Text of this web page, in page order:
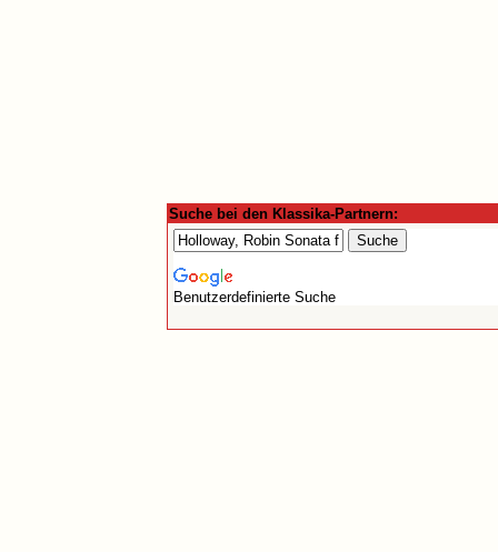
Suche bei den Klassika-Partnern:
Benutzerdefinierte Suche